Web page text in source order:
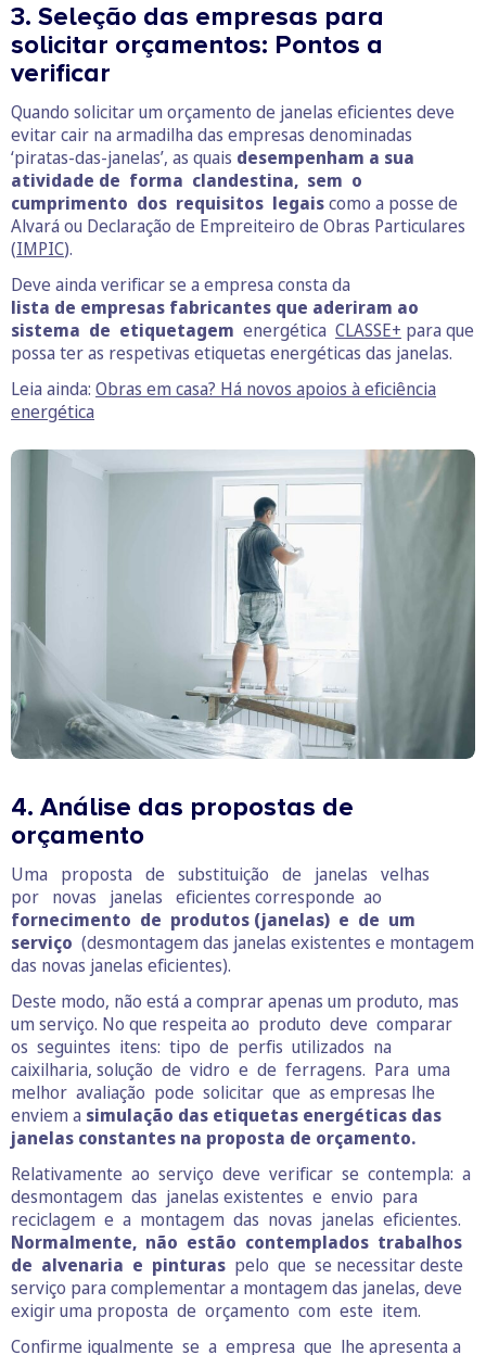
3. Seleção das empresas para
solicitar orçamentos: Pontos a
verificar
Quando solicitar um orçamento de janelas eficientes deve
evitar cair na armadilha das empresas denominadas
‘piratas-das-janelas’, as quais desempenham a sua
atividade de forma clandestina, sem o
cumprimento dos requisitos legaiscomo a posse de
Alvará ou Declaração de Empreiteiro de Obras Particulares
(IMPIC).
Deve ainda verificar se a empresa consta da
lista de empresas fabricantes que aderiram ao
sistema de etiquetagem energética CLASSE+ para que
possa ter as respetivas etiquetas energéticas das janelas.
Leia ainda: Obras em casa? Há novos apoios à eficiência
energética
4. Análise das propostas de
orçamento
Uma proposta de substituição de janelas velhas
por novas janelas eficientes corresponde ao
fornecimento de produtos (janelas) e de um
serviço (desmontagem das janelas existentes e montagem
das novas janelas eficientes).
Deste modo, não está a comprar apenas um produto, mas
um serviço. No que respeita ao produto deve comparar
os seguintes itens: tipo de perfis utilizados na
caixilharia, solução de vidro e de ferragens. Para uma
melhor avaliação pode solicitar que as empresas lhe
enviem a simulação das etiquetas energéticas das
janelas constantes na proposta de orçamento.
Relativamente ao serviço deve verificar se contempla: a
desmontagem das janelas existentes e envio para
reciclagem e a montagem das novas janelas eficientes.
Normalmente, não estão contemplados trabalhos
de alvenaria e pinturas pelo que se necessitar deste
serviço para complementar a montagem das janelas, deve
exigir uma proposta de orçamento com este item.
Confirme igualmente se a empresa que lhe apresenta a